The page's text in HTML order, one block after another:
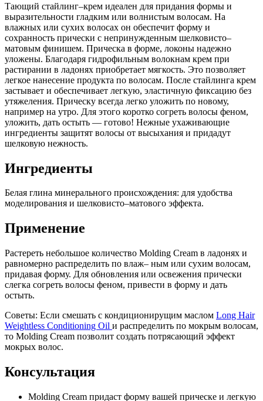
Тающий стайлинг–крем идеален для придания формы и
выразительности гладким или волнистым волосам. На
влажных или сухих волосах он обеспечит форму и
сохранность прически с непринужденным шелковисто–
матовым финишем. Прическа в форме, локоны надежно
уложены. Благодаря гидрофильным волокнам крем при
растирании в ладонях приобретает мягкость. Это позволяет
легкое нанесение продукта по волосам. После стайлинга крем
застывает и обеспечивает легкую, эластичную фиксацию без
утяжеления. Прическу всегда легко уложить по новому,
например на утро. Для этого коротко согреть волосы феном,
уложить, дать остыть — готово! Нежные ухаживающие
ингредиенты защитят волосы от высыхания и придадут
шелковую нежность.
Ингредиенты
Белая глина минерального происхождения: для удобства
моделирования и шелковисто–матового эффекта.
Применение
Растереть небольшое количество Molding Cream в ладонях и
равномерно распределить по влаж– ным или сухим волосам,
придавая форму. Для обновления или освежения прически
слегка согреть волосы феном, привести в форму и дать
остыть.
Советы: Если смешать с кондиционирущим маслом Long Hair
Weightless Conditioning Oil и распределить по мокрым волосам,
то Molding Cream позволит создать потрясающий эффект
мокрых волос.
Консультация
Molding Cream придаст форму вашей прическе и легкую